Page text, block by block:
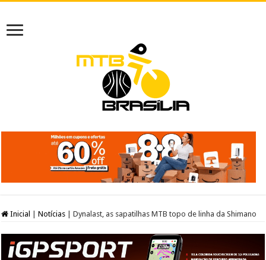
Inicial Notícias Dynalast, as sapatilhas MTB topo de linha da Shimano